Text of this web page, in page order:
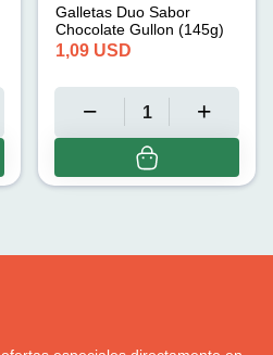
Galletas Duo Sabor
Chocolate Gullon (145g)
1,09 USD